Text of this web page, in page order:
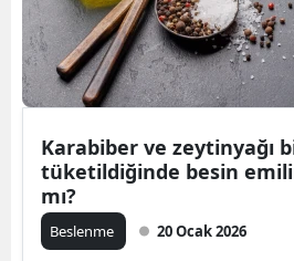
Karabiber ve zeytinyağı
tüketildiğinde besin
mı?
Beslenme 20 Ocak 2026